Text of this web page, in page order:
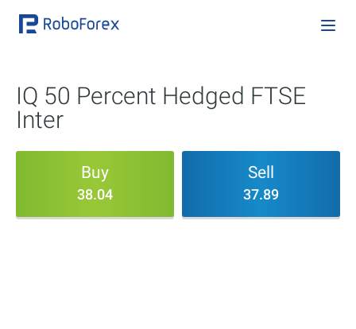
IQ 50 Percent Hedged FTSE
Inter
Buy
38.04
Sell
37.89